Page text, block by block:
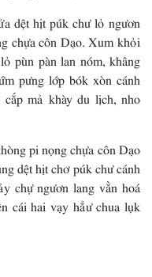
hịt púk chư lỏ ngươn
chựa côn Dạo. Xum khỏi
pùn pàn lan nóm, khâng
pưng lớp bók xòn cánh
mả khày du lịch, nho
pi nọng chựa côn Dạo
dệt hịt chơ púk chư cánh
chự ngươn lang vằn hoá
cái hai vạy hẳư chua lụk